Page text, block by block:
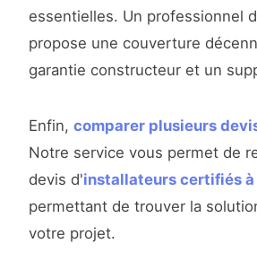
essentielles. Un professionnel
propose une couverture
garantie constructeur et un
Enfin, comparer plusieurs
Notre service vous permet de
devis d'installateurs certifiés à
permettant de trouver la
votre projet.